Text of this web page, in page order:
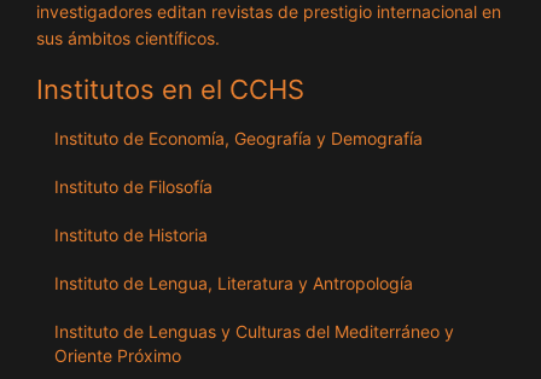
investigadores editan revistas de prestigio internacional en
sus ámbitos científicos.
Institutos en el CCHS
Instituto de Economía, Geografía y Demografía
Instituto de Filosofía
Instituto de Historia
Instituto de Lengua, Literatura y Antropología
Instituto de Lenguas y Culturas del Mediterráneo y
Oriente Próximo